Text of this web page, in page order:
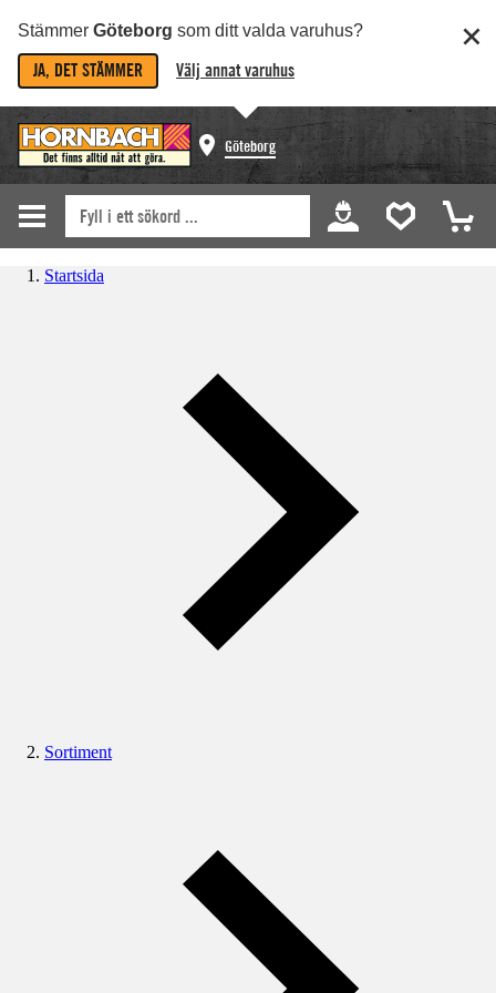
Stämmer Göteborg som ditt valda varuhus?
JA, DET STÄMMER Välj annat varuhus
Göteborg
Startsida
Sortiment